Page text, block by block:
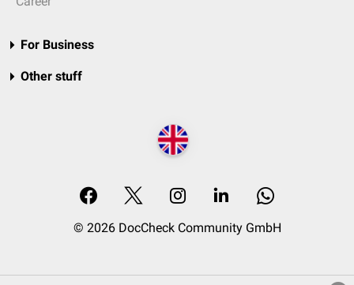
For Business
Other stuff
© 2026 DocCheck Community GmbH